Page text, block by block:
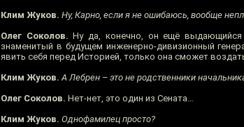
Клим Жуков. Ну, Карно, если я не ошибаюсь, вообще
Олег Соколов. Ну да, конечно, он ещё выдающийся
знаменитый в будущем инженерно-дивизионный
явить себя перед Историей, только она сможет
Клим Жуков. А Лебрен – это не родственники
Олег Соколов. Нет-нет, это один из Сената…
Клим Жуков. Однофамилец просто?